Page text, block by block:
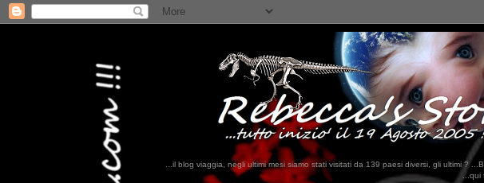
...il blog viaggia, negli ultimi mesi siamo stati visitati da 139 paesi diversi, gli ultimi ?
...qui trovate il nostro viaggio in